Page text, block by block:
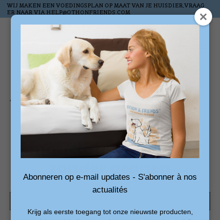
WIJ MAKEN EEN VOEDINGSPLAN OP MAAT VAN JE HUISDIER,VRAAG
ER NAAR VIA HELP@OTHONFRIENDS.COM
Liste de
Accueil / Mots-clés / hertenbites zonder granen
Produits associés au
mot-clé hertenbites
Abonneren op e-mail updates - S'abonner à nos
actualités
Krijg als eerste toegang tot onze nieuwste producten,